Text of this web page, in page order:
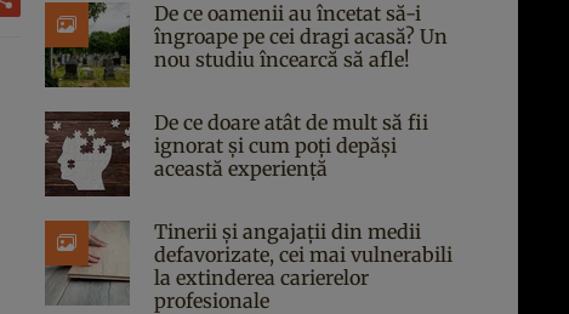
De ce oamenii au încetat să-i
îngroape pe cei dragi acasă? Un
nou studiu încearcă să afle!
De ce doare atât de mult să fii
ignorat și cum poți depăși
această experiență
Tinerii și angajații din medii
defavorizate, cei mai vulnerabili
la extinderea carierelor
profesionale